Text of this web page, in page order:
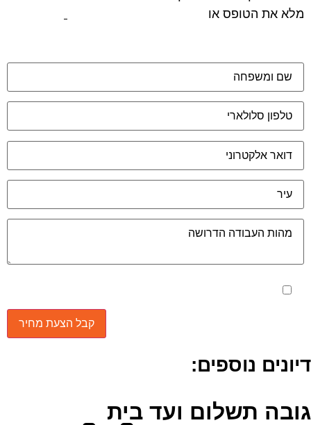
מלא את הטופס אולחץ לשליחת הודעת ווצאפ
מאשר את תנאי הפרטיות
נוספים:
תשלום ועד בית